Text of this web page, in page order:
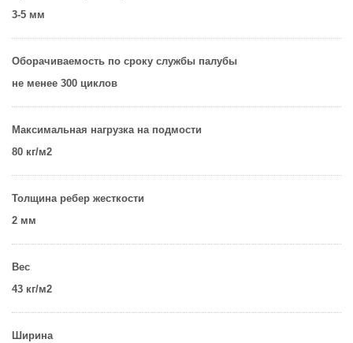
3-5 мм
Оборачиваемость по сроку службы палубы
не менее 300 циклов
Максимальная нагрузка на подмости
80 кг/м2
Толщина ребер жесткости
2 мм
Вес
43 кг/м2
Ширина